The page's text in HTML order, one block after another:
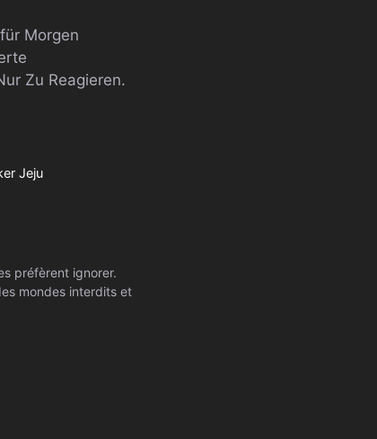
Morgen
Zu Reagieren.
Jeju
préfèrent ignorer.
mondes interdits et